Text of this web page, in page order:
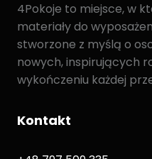
4Pokoje to miejsce, w
materiały do
stworzone z myślą o
nowych, inspirujących
wykończeniu każdej
Kontakt